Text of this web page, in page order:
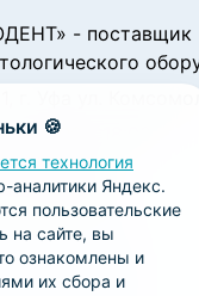
🍪
технология
аналитики Яндекс.
пользовательские
на сайте, вы
ознакомлены и
их сбора и
- поставщик
г. Уфа ул.
09:00 - 18:00
- 17:00
выходной
212-00-15